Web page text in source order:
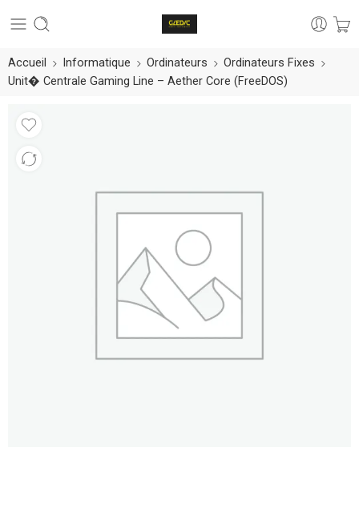
Accueil Informatique Ordinateurs
Ordinateurs Fixes
Unit� Centrale Gaming Line – Aether Core (FreeDOS)